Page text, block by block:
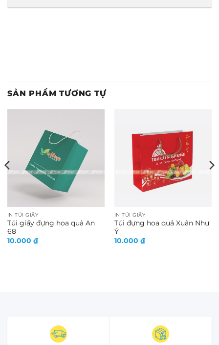
SẢN PHẨM TƯƠNG TỰ
IN TÚI GIẤY
Túi giấy đựng hoa quả An
68
10.000 ₫
IN TÚI GIẤY
Túi đựng hoa quả Xuân Như
Ý
10.000 ₫